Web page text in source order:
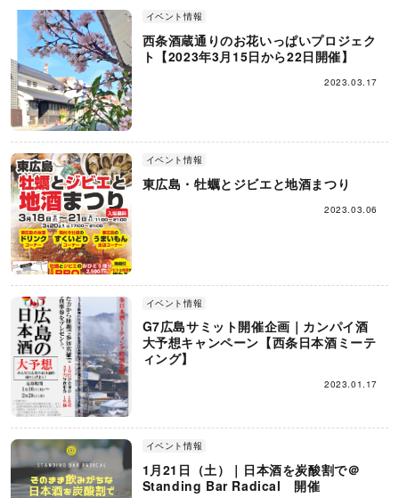
イベント情報
西条酒蔵通りのお花いっぱいプロジェク
ト【2023年3月15日から22日開催】
2023.03.17
イベント情報
東広島・牡蠣とジビエと地酒まつり
2023.03.06
イベント情報
G7広島サミット開催企画｜カンパイ酒
大予想キャンペーン【西条日本酒ミーテ
ィング】
2023.01.17
イベント情報
1月21日（土）｜日本酒を炭酸割で＠
Standing Bar Radical 開催